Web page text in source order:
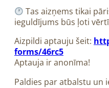
Tas aizņems tikai
ieguldījums būs ļoti
Aizpildi aptauju šeit:
forms/46rc5
Aptauja ir anonīma!
Paldies par atbalstu un